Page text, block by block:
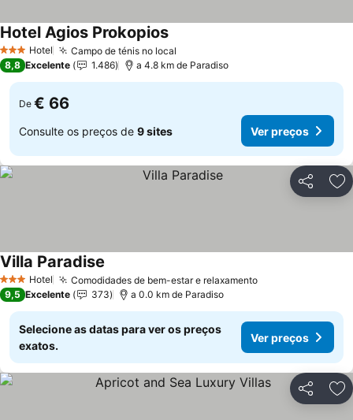
3 EstrelasHotel Campo de ténis no local
Hotel Agios ProkopiosVer preços
8,8 Excelente 1.486 a 4.8 km de Paradiso
De € 66
Consulte os preços de 9 sites Ver preços
Partilhar
3 EstrelasHotel Comodidades de bem-estar e relaxamentoVer preços
Villa Paradise
9,5 Excelente 373 a 0.0 km de Paradiso
Selecione as datas para ver os preços
exatos.
Ver preços
Partilhar